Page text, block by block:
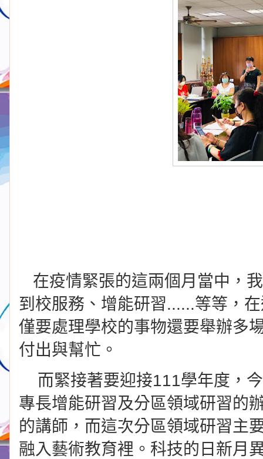
在疫情緊張的這兩個月當中，
到校服務、增能研習......等等，
僅要處理學校的事物還要舉辦多
付出與幫忙。
而緊接著要迎接111學年度，
專長增能研習及分區領域研習的
的講師，而這次分區領域研習主
融入藝術教育裡。科技的日新月